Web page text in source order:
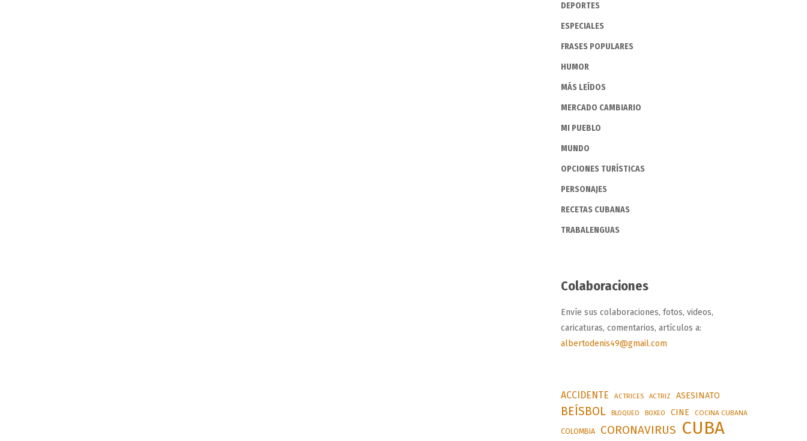
DEPORTES
ESPECIALES
FRASES POPULARES
HUMOR
MÁS LEÍDOS
MERCADO CAMBIARIO
MI PUEBLO
MUNDO
OPCIONES TURÍSTICAS
PERSONAJES
RECETAS CUBANAS
TRABALENGUAS
Colaboraciones
Envíe sus colaboraciones, fotos, videos,
caricaturas, comentarios, artículos a:
albertodenis49@gmail.com
ACCIDENTE ACTRICES ACTRIZ ASESINATO
BEÍSBOL BLOQUEO BOXEO CINE COCINA CUBANA
COLOMBIA CORONAVIRUS CUBA